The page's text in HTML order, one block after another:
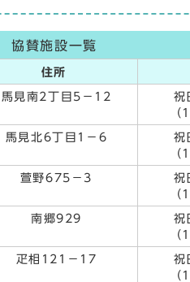
協賛施設一覧
住所
馬見南2丁目5－12
祝
（
馬見北6丁目1－6
祝
（
萱野675－3
祝
（
南郷929
祝
（
疋相121－17
祝
（